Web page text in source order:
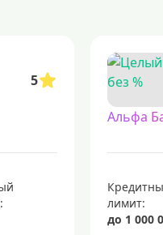
кредитной историей
— удобный способ получить
120 дней без начисления
сейчас
финансовый
привилегиями
5
Альфа
лимит:
до 1 000